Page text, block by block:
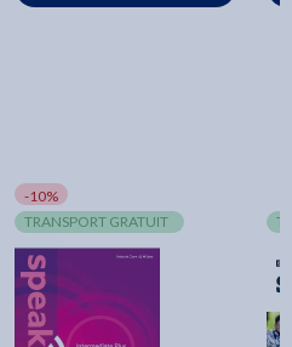
-10%
TRANSPORT GRATUIT